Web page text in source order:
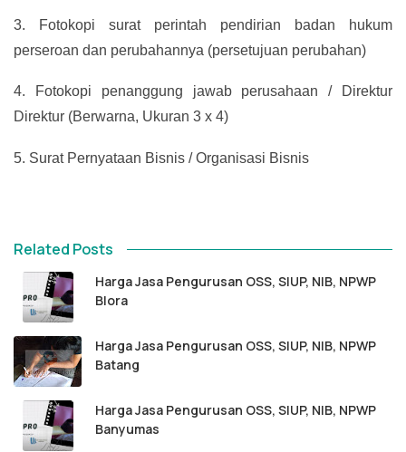
3.
Fotokopi surat perintah pendirian badan hukum
perseroan dan perubahannya (persetujuan perubahan)
4.
Fotokopi penanggung jawab perusahaan / Direktur
Direktur (Berwarna, Ukuran 3 x 4)
5. Surat Pernyataan Bisnis / Organisasi Bisnis
Related Posts
Harga Jasa Pengurusan OSS, SIUP, NIB, NPWP
Blora
Harga Jasa Pengurusan OSS, SIUP, NIB, NPWP
Batang
Harga Jasa Pengurusan OSS, SIUP, NIB, NPWP
Banyumas